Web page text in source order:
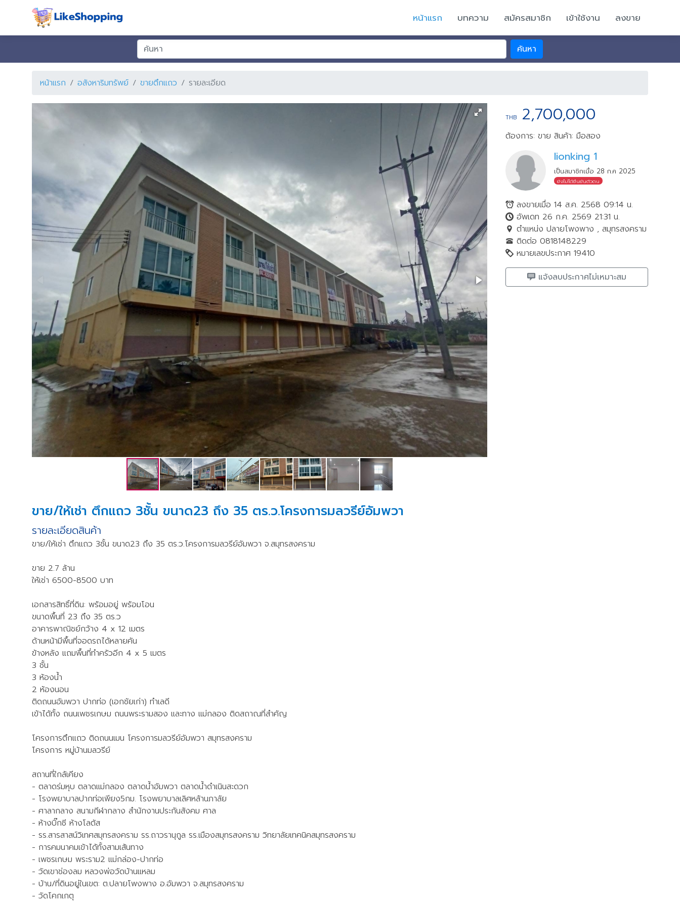
หน้าแรก บทความ สมัครสมาชิก เข้าใช้งาน ลงขาย
ค้นหา
หน้าแรก อสังหาริมทรัพย์ ขายตึกแถว รายละเอียด
ขาย/ให้เช่า ตึกแถว 3ชั้น ขนาด23 ถึง 35 ตร.ว.โครงการมลวรีย์อัมพวา
รายละเอียดสินค้า
ขาย/ให้เช่า ตึกแถว 3ชั้น ขนาด23 ถึง 35 ตร.ว.โครงการมลวรีย์อัมพวา จ.สมุทรสงคราม
ขาย 2.7 ล้าน
ให้เช่า 6500-8500 บาท
เอกสารสิทธิ์ที่ดิน: พร้อมอยู่ พร้อมโอน
ขนาดพื้นที่ 23 ถึง 35 ตร.ว
อาคารพาณิชย์กว้าง 4 x 12 เมตร
ด้านหน้ามีพื้นที่จอดรถได้หลายคัน
ข้างหลัง แถมพื้นที่ทำครัวอีก 4 x 5 เมตร
3 ชั้น
3 ห้องน้ำ
2 ห้องนอน
ติดถนนอัมพวา ปากท่อ (เอกชัยเก่า) ทำเลดี
เข้าได้ทั้ง ถนนเพชรเกษม ถนนพระรามสอง และทาง แม่กลอง ติดสถาณที่สำคัญ
โครงการตึกแถว ติดถนนเมน โครงการมลวรีย์อัมพวา สมุทรสงคราม
โครงการ หมู่บ้านมลวรีย์
สถานที่ใกล้เคียง
- ตลาดร่มหุบ ตลาดแม่กลอง ตลาดน้ำอัมพวา ตลาดน้ำดำเนินสะดวก
- โรงพยาบาลปากท่อเพียง5กม. โรงพยาบาลเลิศหล้านภาลัย
- ศาลากลาง สนามกีฬากลาง สำนักงานประกันสังคม ศาล
- ห้างบิ๊กซี ห้างโลตัส
- รร.สารสาสน์วิเทศสมุทรสงคราม รร.ถาวรานุกูล รร.เมืองสมุทรสงคราม วิทยาลัยเทคนิคสมุทรสงคราม
- การคมนาคมเข้าได้ทั้งสามเส้นทาง
- เพชรเกษม พระราม2 แม่กล่อง-ปากท่อ
- วัดเขาช่องลม หลวงพ่อวัดบ้านแหลม
- บ้าน/ที่ดินอยู่ในเขต: ต.ปลายโพงพาง อ.อัมพวา จ.สมุทรสงคราม
- วัดโคกเกตุ
THB 2,700,000
ต้องการ: ขาย สินค้า: มือสอง
lionking 1
เป็นสมาชิกเมื่อ 28 ก.ค 2025
ยังไม่ได้ยืนยันตัวตน
ลงขายเมื่อ 14 ส.ค. 2568 09:14 น.
อัพเดท 26 ก.ค. 2569 21:31 น.
ตำแหน่ง ปลายโพงพาง , สมุทรสงคราม
ติดต่อ 0818148229
หมายเลขประกาศ 19410
แจ้งลบประกาศไม่เหมาะสม